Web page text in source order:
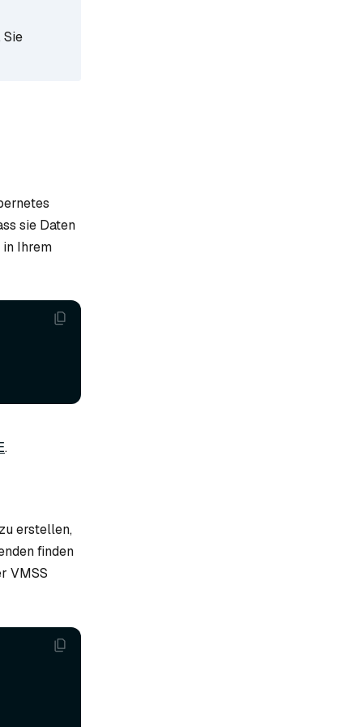
sie Daten
Ihrem
.
erstellen,
finden
VMSS